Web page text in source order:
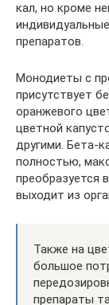
кал, но кроме
препаратов.
Монодиеты с
присутствует
оранжевого
цветной
другими. Бета-
полностью,
преобразуется
выходит из
Также на
большое
препараты